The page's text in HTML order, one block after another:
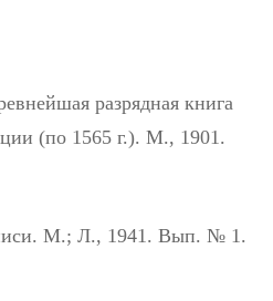
разрядная книга
(по 1565 г.). М., 1901.
М.; Л., 1941. Вып. № 1.